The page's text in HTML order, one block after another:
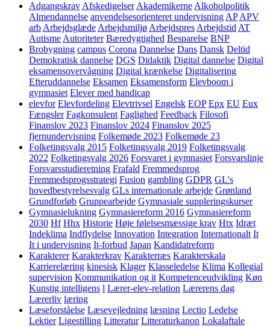
Adgangskrav Afskedigelser Akademikerne Alkoholpolitik
Almendannelse anvendelsesorienteret undervisning AP APV
arb Arbejdsglæde Arbejdsmiljø Arbejdspres Arbejdstid AT
Autisme Autoriteter Bæredygtighed Besparelse BNP
Brobygning campus Corona Dannelse Dans Dansk Deltid
Demokratisk dannelse DGS Didaktik Digital dannelse Digital
eksamensovervågning Digital krænkelse Digitalisering
Efteruddannelse Eksamen Eksamensform Elevboom i
gymnasiet Elever med handicap
elevfor Elevfordeling Elevtrivsel Engelsk EOP Epx EU Eux
Fængsler Fagkonsulent Faglighed Feedback Filosofi
Finanslov 2023 Finanslov 2024 Finanslov 2025
fjernundervisning Folkemøde 2023 Folkemøde 23
Folketingsvalg 2015 Folketingsvalg 2019 Folketingsvalg
2022 Folketingsvalg 2026 Forsvaret i gymnasiet Forsvarslinje
Forsvarsstudieretning Frafald Fremmedsprog
Fremmedsprogsstrategi Fusion gambling GDPR GL's
hovedbestyrelsesvalg GLs internationale arbejde Grønland
Grundforløb Gruppearbejde Gymnasiale suppleringskurser
Gymnasielukning Gymnasiereform 2016 Gymnasiereform
2030 Hf Hhx Historie Høje følelsesmæssige krav Htx Idræt
Indeklima Indflydelse Innovation Integration Internationalt It
It i undervisning It-forbud Japan Kandidatreform
Karakterer Karakterkrav Karakterræs Karakterskala
Karrierelæring kinesisk Klager Klasseledelse Klima Kollegial
supervision Kommunikation og it Kompetenceudvikling Køn
Kunstig intelligens l Lærer-elev-relation Lærerens dag
Lærerliv læring
Læseforståelse Læsevejledning læsning Lectio Ledelse
Lektier Ligestilling Litteratur Litteraturkanon Lokalaftale